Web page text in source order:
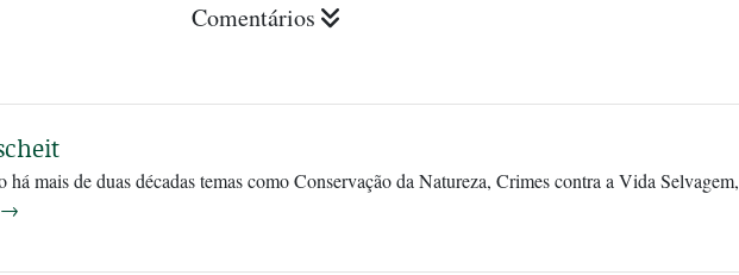
Comentários
há mais de duas décadas temas como Conservação da Natureza, Crimes contra a Vida Selvagem,
→